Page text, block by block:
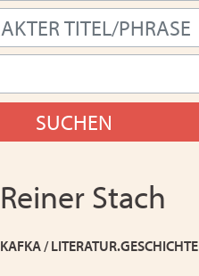
Reiner Stach
KAFKA / LITERATUR.GESCHICHTE